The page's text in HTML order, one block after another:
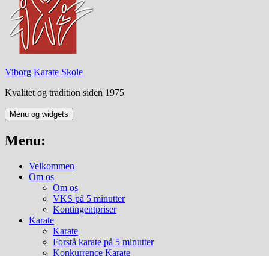
Viborg Karate Skole
Kvalitet og tradition siden 1975
Menu og widgets
Menu:
Velkommen
Om os
Om os
VKS på 5 minutter
Kontingentpriser
Karate
Karate
Forstå karate på 5 minutter
Konkurrence Karate